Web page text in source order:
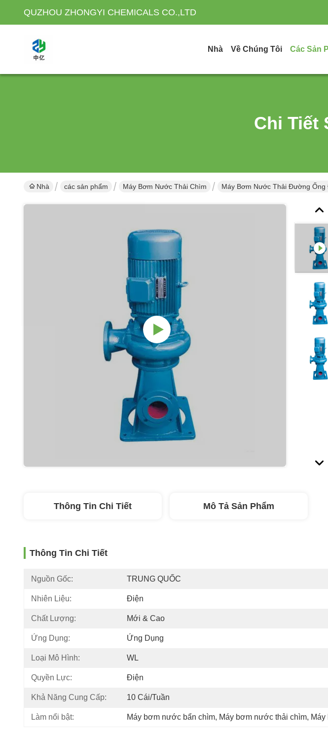
QUZHOU ZHONGYI CHEMICALS CO.,LTD
Nhà Về Chúng Tôi Các Sản
Chi Tiết
Nhà các sản phẩm Máy Bơm Nước Thải Chìm Máy Bơm Nước Thải Đường
Thông Tin Chi Tiết Mô Tả Sản Phẩm
Thông Tin Chi Tiết
Nguồn Gốc: TRUNG QUỐC
Nhiên Liệu: Điện
Chất Lượng: Mới & Cao
Ứng Dụng: Ứng Dụng
Loại Mô Hình: WL
Quyền Lực: Điện
Khả Năng Cung Cấp: 10 Cái/tuần
Làm nổi bật: Máy bơm nước bẩn chìm, Máy bơm nước thải chìm,